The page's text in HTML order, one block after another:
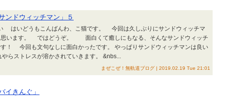
ドウィッチマン」５
はいどうもこんばんわ、こ猫です。 今回は久しぶりにサンドウィッチマ
思います。 ではどうぞ。 面白くて癒しにもなる、そんなサンドウィッチ
！ 今回も文句なしに面白かったです。 やっぱりサンドウィッチマンは良い
らストレスが溶かされていきます。 &nbs...
まぜこぜ！無軌道ブログ | 2019.02.19 Tue 21:01
きんぐ」